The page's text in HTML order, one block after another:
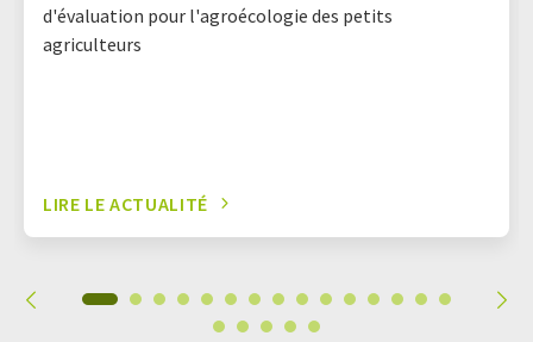
d'évaluation pour l'agroécologie des petits
agriculteurs
LIRE LE ACTUALITÉ